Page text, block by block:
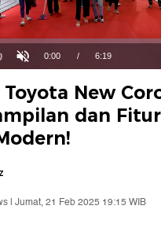
Suara
Hidup
Waktu
ini
0:00 / Durasi
6:19
Toyota New
dan
| Jumat, 21 Feb 2025 19:15 WIB